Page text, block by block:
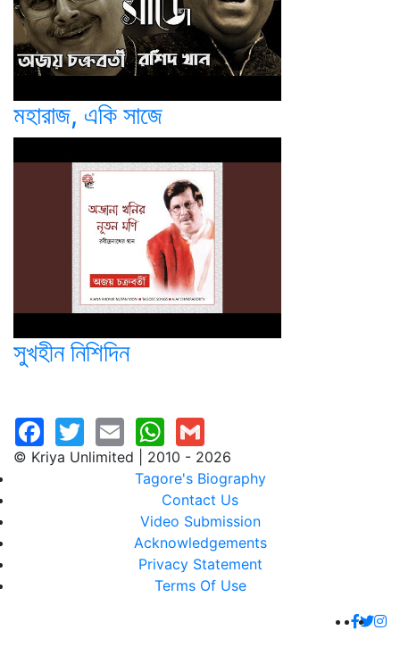
মহারাজ, একি সাজে
সুখহীন নিশিদিন
© Kriya Unlimited | 2010 - 2026
Tagore's Biography
Contact Us
Video Submission
Acknowledgements
Privacy Statement
Terms Of Use